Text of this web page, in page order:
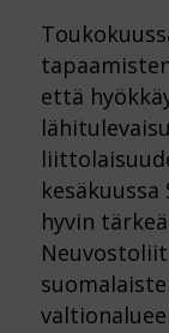
että
hyvin